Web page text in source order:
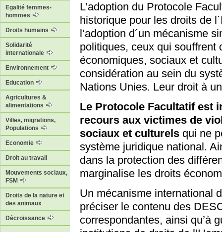
Egalité femmes-
hommes
Droits humains
Solidarité
internationale
Environnement
Education
Agricultures &
alimentations
Villes, migrations,
Populations
Economie
Droit au travail
Mouvements sociaux,
FSM
Droits de la nature et
des animaux
Décroissance
L’adoption du Protocole
historique pour les droits de
l’adoption d´un mécanisme
politiques, ceux qui souffrent
économiques, sociaux et
considération au sein du
Nations Unies. Leur droit à
Le Protocole Facultatif est
recours aux victimes de
sociaux et culturels qui ne
système juridique national.
dans la protection des
marginalise les droits
Un mécanisme international
préciser le contenu des
correspondantes, ainsi qu’à